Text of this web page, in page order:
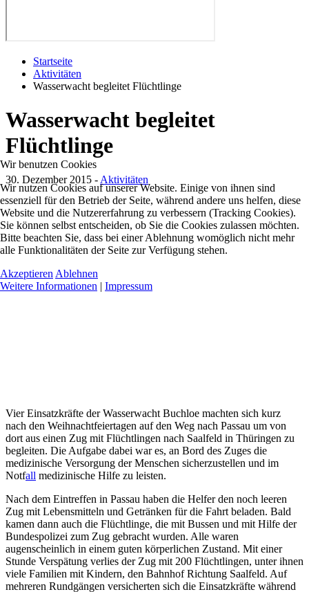
Startseite
Aktivitäten
Wasserwacht begleitet Flüchtlinge
Wasserwacht begleitet
Flüchtlinge
30. Dezember 2015 - Aktivitäten
Vier Einsatzkräfte der Wasserwacht Buchloe machten sich kurz
nach den Weihnachtfeiertagen auf den Weg nach Passau um von
dort aus einen Zug mit Flüchtlingen nach Saalfeld in Thüringen zu
begleiten. Die Aufgabe dabei war es, an Bord des Zuges die
medizinische Versorgung der Menschen sicherzustellen und im
Notfall medizinische Hilfe zu leisten.
Nach dem Eintreffen in Passau haben die Helfer den noch leeren
Zug mit Lebensmitteln und Getränken für die Fahrt beladen. Bald
kamen dann auch die Flüchtlinge, die mit Bussen und mit Hilfe der
Bundespolizei zum Zug gebracht wurden. Alle waren
augenscheinlich in einem guten körperlichen Zustand. Mit einer
Stunde Verspätung verlies der Zug mit 200 Flüchtlingen, unter ihnen
viele Familien mit Kindern, den Bahnhof Richtung Saalfeld. Auf
mehreren Rundgängen versicherten sich die Einsatzkräfte während
Wir benutzen Cookies
Wir nutzen Cookies auf unserer Website. Einige von ihnen sind
essenziell für den Betrieb der Seite, während andere uns helfen, diese
Website und die Nutzererfahrung zu verbessern (Tracking Cookies).
Sie können selbst entscheiden, ob Sie die Cookies zulassen möchten.
Bitte beachten Sie, dass bei einer Ablehnung womöglich nicht mehr
alle Funktionalitäten der Seite zur Verfügung stehen.
Akzeptieren Ablehnen
Weitere Informationen | Impressum